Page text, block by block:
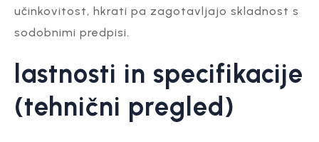
učinkovitost, hkrati pa zagotavljajo skladnost s
sodobnimi predpisi.
lastnosti in specifikacije
(tehnični pregled)